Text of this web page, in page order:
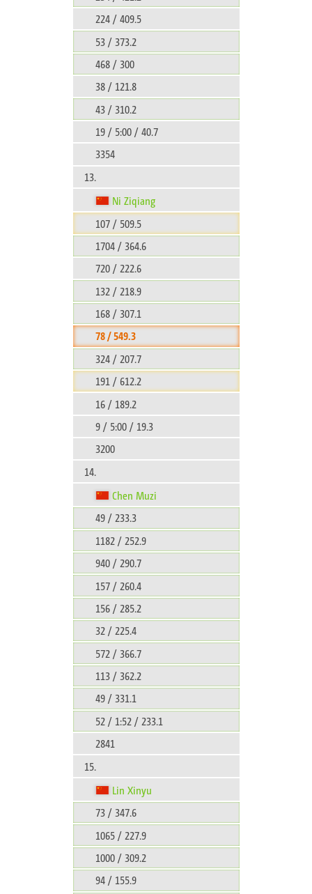
224 / 409.5
53 / 373.2
468 / 300
38 / 121.8
43 / 310.2
19 / 5:00 / 40.7
3354
13.
Ni Ziqiang
107 / 509.5
1704 / 364.6
720 / 222.6
132 / 218.9
168 / 307.1
78 / 549.3
324 / 207.7
191 / 612.2
16 / 189.2
9 / 5:00 / 19.3
3200
14.
Chen Muzi
49 / 233.3
1182 / 252.9
940 / 290.7
157 / 260.4
156 / 285.2
32 / 225.4
572 / 366.7
113 / 362.2
49 / 331.1
52 / 1:52 / 233.1
2841
15.
Lin Xinyu
73 / 347.6
1065 / 227.9
1000 / 309.2
94 / 155.9